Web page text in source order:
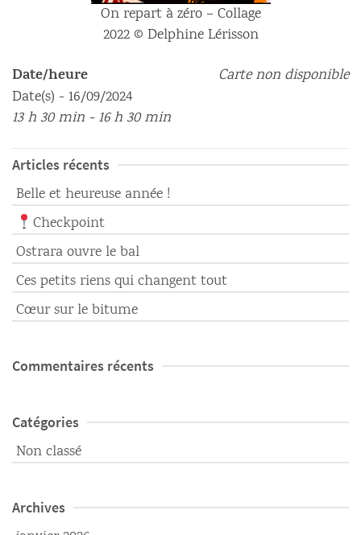
On repart à zéro – Collage
2022 © Delphine Lérisson
Carte non disponible
Date/heure
Date(s) - 16/09/2024
13 h 30 min - 16 h 30 min
Articles récents
Belle et heureuse année !
Checkpoint
Ostrara ouvre le bal
Ces petits riens qui changent tout
Cœur sur le bitume
Commentaires récents
Catégories
Non classé
Archives